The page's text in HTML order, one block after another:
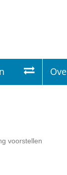
voorstellen